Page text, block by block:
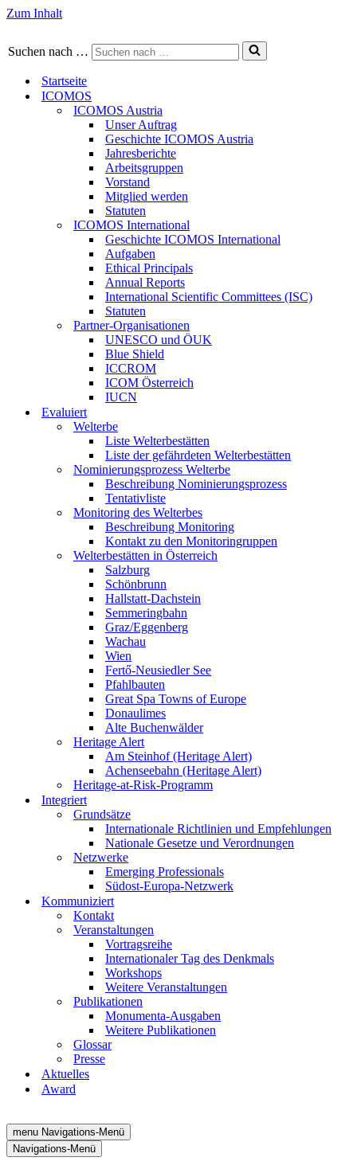
Zum Inhalt
Suchen nach …
Startseite
ICOMOS
ICOMOS Austria
Unser Auftrag
Geschichte ICOMOS Austria
Jahresberichte
Arbeitsgruppen
Vorstand
Mitglied werden
Statuten
ICOMOS International
Geschichte ICOMOS International
Aufgaben
Ethical Principals
Annual Reports
International Scientific Committees (ISC)
Statuten
Partner-Organisationen
UNESCO und ÖUK
Blue Shield
ICCROM
ICOM Österreich
IUCN
Evaluiert
Welterbe
Liste Welterbestätten
Liste der gefährdeten Welterbestätten
Nominierungsprozess Welterbe
Beschreibung Nominierungsprozess
Tentativliste
Monitoring des Welterbes
Beschreibung Monitoring
Kontakt zu den Monitoringruppen
Welterbestätten in Österreich
Salzburg
Schönbrunn
Hallstatt-Dachstein
Semmeringbahn
Graz/Eggenberg
Wachau
Wien
Fertő-Neusiedler See
Pfahlbauten
Great Spa Towns of Europe
Donaulimes
Alte Buchenwälder
Heritage Alert
Am Steinhof (Heritage Alert)
Achenseebahn (Heritage Alert)
Heritage-at-Risk-Programm
Integriert
Grundsätze
Internationale Richtlinien und Empfehlungen
Nationale Gesetze und Verordnungen
Netzwerke
Emerging Professionals
Südost-Europa-Netzwerk
Kommuniziert
Kontakt
Veranstaltungen
Vortragsreihe
Internationaler Tag des Denkmals
Workshops
Weitere Veranstaltungen
Publikationen
Monumenta-Ausgaben
Weitere Publikationen
Glossar
Presse
Aktuelles
Award
menu Navigations-Menü
Navigations-Menü